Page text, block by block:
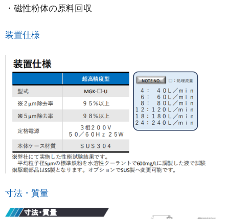
・磁性粉体の原料回収
装置仕様
寸法・質量